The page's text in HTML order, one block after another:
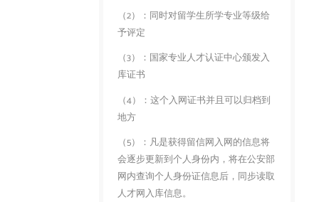
（2）：同时对留学生所学专业等级给
予评定
（3）：国家专业人才认证中心颁发入
库证书
（4）：这个入网证书并且可以归档到
地方
（5）：凡是获得留信网入网的信息将
会逐步更新到个人身份内，将在公安部
网内查询个人身份证信息后，同步读取
人才网入库信息。